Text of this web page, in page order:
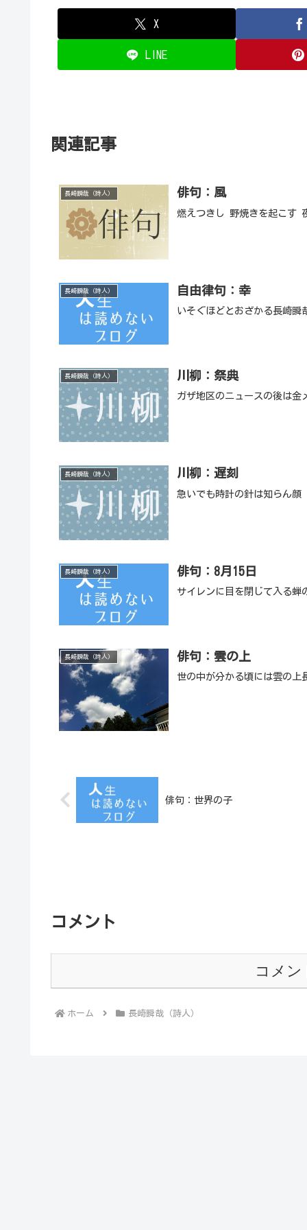
X
LINE
関連記事
長崎瞬哉（詩人） 俳句：風
燃えつきし 野焼きを起こす
長崎瞬哉（詩人） 自由律句：幸
いそぐほどとおざかる長崎瞬
長崎瞬哉（詩人） 川柳：祭典
ガザ地区のニュースの後は金
長崎瞬哉（詩人） 川柳：遅刻
急いでも時計の針は知らん顔
長崎瞬哉（詩人） 俳句：8月15日
サイレンに目を閉じて入る蝉
長崎瞬哉（詩人） 俳句：雲の上
世の中が分かる頃には雲の上
俳句：世界の子
コメント
コメン
ホーム 長崎瞬哉（詩人）